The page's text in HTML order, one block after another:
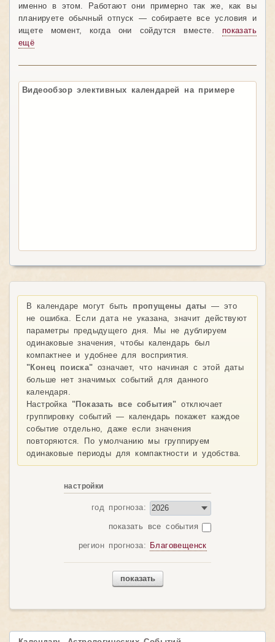
именно в этом. Работают они примерно так же, как вы
планируете обычный отпуск — собираете все условия и
ищете момент, когда они сойдутся вместе. показать
ещё
Видеообзор элективных календарей на примере
В календаре могут быть пропущены даты — это
не ошибка. Если дата не указана, значит действуют
параметры предыдущего дня. Мы не дублируем
одинаковые значения, чтобы календарь был
компактнее и удобнее для восприятия.
"Конец поиска" означает, что начиная с этой даты
больше нет значимых событий для данного
календаря.
Настройка "Показать все события" отключает
группировку событий — календарь покажет каждое
событие отдельно, даже если значения
повторяются. По умолчанию мы группируем
одинаковые периоды для компактности и удобства.
настройки
год прогноза:
показать все события
регион прогноза: Благовещенск
показать